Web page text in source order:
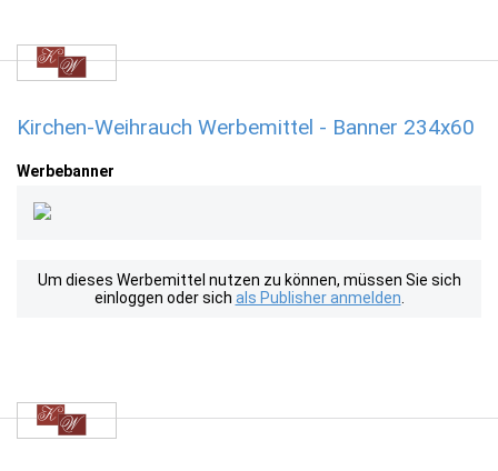
Kirchen-Weihrauch Werbemittel - Banner 234x60
Werbebanner
Um dieses Werbemittel nutzen zu können, müssen Sie sich
einloggen oder sich als Publisher anmelden